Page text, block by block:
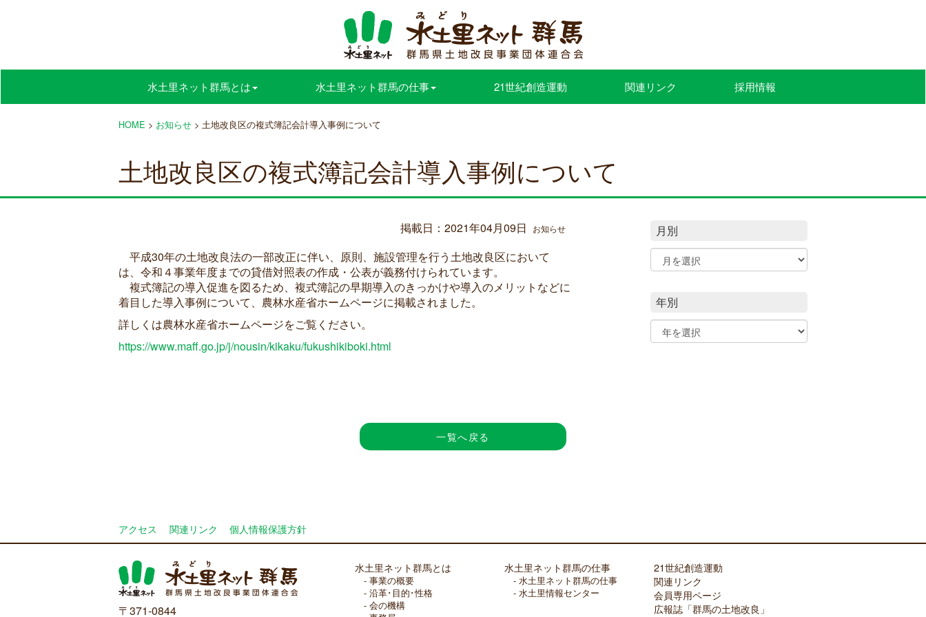
水土里ネット群馬とは 水土里ネット群馬の仕事 21世紀創造運動 関連リンク 採用情報
HOME > お知らせ > 土地改良区の複式簿記会計導入事例について
土地改良区の複式簿記会計導入事例について
掲載日：2021年04月09日 お知らせ
平成30年の土地改良法の一部改正に伴い、原則、施設管理を行う土地改良区において
は、令和４事業年度までの貸借対照表の作成・公表が義務付けられています。
複式簿記の導入促進を図るため、複式簿記の早期導入のきっかけや導入のメリットなどに
着目した導入事例について、農林水産省ホームページに掲載されました。
詳しくは農林水産省ホームページをご覧ください。
https://www.maff.go.jp/j/nousin/kikaku/fukushikiboki.html
月別
年別
一覧へ戻る
アクセス 関連リンク 個人情報保護方針
〒371-0844
水土里ネット群馬とは
事業の概要
沿革･目的･性格
会の機構
水土里ネット群馬の仕事
水土里ネット群馬の仕事
水土里情報センター
21世紀創造運動
関連リンク
会員専用ページ
広報誌「群馬の土地改良」